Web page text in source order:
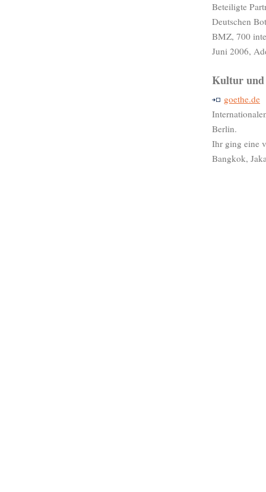
Beteiligte
Deutschen
BMZ, 700
Juni 2006,
Kultur und
goethe.de
Berlin.
Ihr ging eine
Bangkok,